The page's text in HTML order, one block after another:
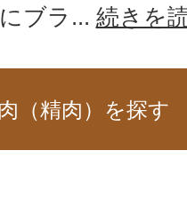
ブラ... 続きを
（精肉）を探す